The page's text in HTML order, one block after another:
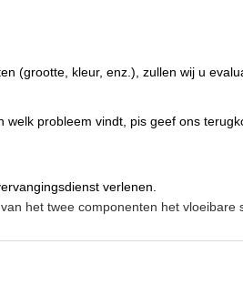
(grootte, kleur, enz.), zullen wij u
probleem vindt, pis geef ons
verlenen.
het twee componenten het vloeibare